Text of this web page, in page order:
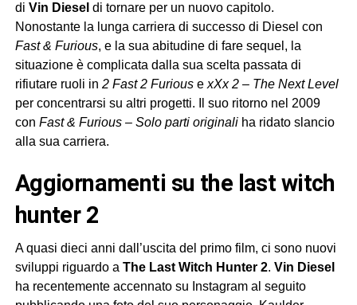
di Vin Diesel di tornare per un nuovo capitolo.
Nonostante la lunga carriera di successo di Diesel con
Fast & Furious, e la sua abitudine di fare sequel, la
situazione è complicata dalla sua scelta passata di
rifiutare ruoli in 2 Fast 2 Furiouse xXx 2 – The Next Level
per concentrarsi su altri progetti. Il suo ritorno nel 2009
con Fast & Furious – Solo parti originaliha ridato slancio
alla sua carriera.
aggiornamenti su the last witch
hunter 2
A quasi dieci anni dall’uscita del primo film, ci sono nuovi
sviluppi riguardo a The Last Witch Hunter 2. Vin Diesel
ha recentemente accennato su Instagram al seguito